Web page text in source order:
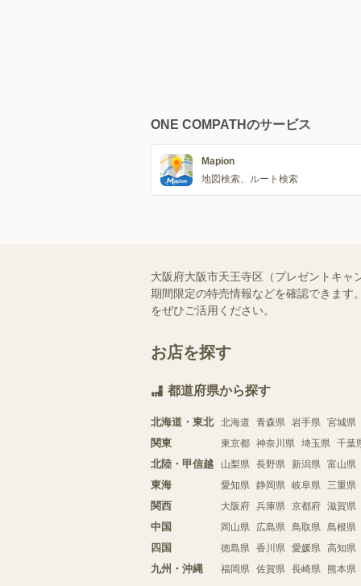
ONE COMPATHのサービス
Mapion
地図検索、ルート検索
大阪府大阪市天王寺区（プレゼントキャ
期間限定の特売情報などを確認できます
をぜひご活用ください。
お店を探す
都道府県から探す
北海道・東北 北海道 青森県 岩手県 宮城県
関東 東京都 神奈川県 埼玉県 千葉
北陸・甲信越 山梨県 長野県 新潟県 富山県
東海 愛知県 静岡県 岐阜県 三重県
関西 大阪府 兵庫県 京都府 滋賀県
中国 岡山県 広島県 鳥取県 島根県
四国 徳島県 香川県 愛媛県 高知県
九州・沖縄 福岡県 佐賀県 長崎県 熊本県